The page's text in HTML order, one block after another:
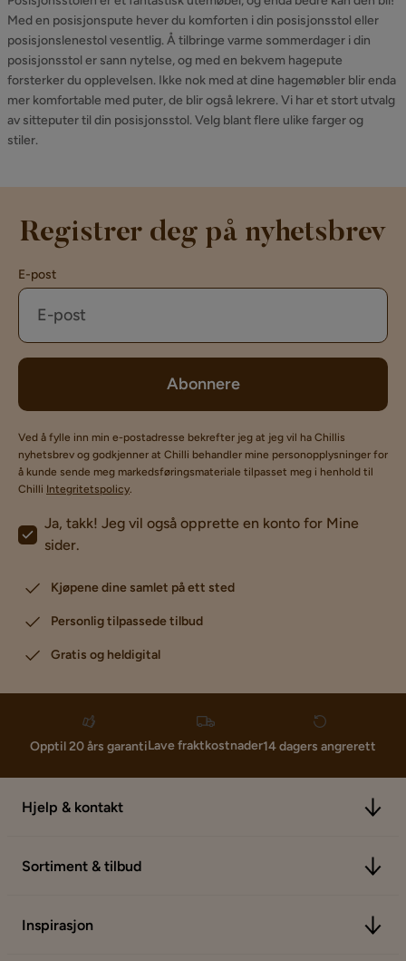
Med en posisjonspute hever du komforten i din posisjonsstol eller
posisjonslenestol vesentlig. Å tilbringe varme sommerdager i din
posisjonsstol er sann nytelse, og med en bekvem hagepute
forsterker du opplevelsen. Ikke nok med at dine hagemøbler blir enda
mer komfortable med puter, de blir også lekrere. Vi har et stort utvalg
av sitteputer til din posisjonsstol. Velg blant flere ulike farger og
stiler.
Registrer deg på nyhetsbrev
E-post
Abonnere
Ved å fylle inn min e-postadresse bekrefter jeg at jeg vil ha Chillis
nyhetsbrev og godkjenner at Chilli behandler mine personopplysninger for
å kunde sende meg markedsføringsmateriale tilpasset meg i henhold til
Chilli Integritetspolicy.
Ja, takk! Jeg vil også opprette en konto for Mine
sider.
Kjøpene dine samlet på ett sted
Personlig tilpassede tilbud
Gratis og heldigital
Opptil 20 års garantiLave fraktkostnader14 dagers angrerett
Hjelp & kontakt
Sortiment & tilbud
Inspirasjon